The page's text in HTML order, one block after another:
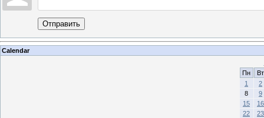
Отправить
Calendar
Пн
Вт
1
2
8
9
15
16
22
23